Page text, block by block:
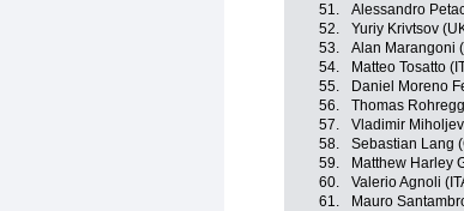
51.
Alessandro
52.
Yuriy Krivtsov
53.
Alan Marangoni
54.
Matteo Tosatto
55.
Daniel Moreno
56.
Thomas
57.
Vladimir
58.
Sebastian Lang
59.
Matthew Harley
60.
Valerio Agnoli
61.
Mauro